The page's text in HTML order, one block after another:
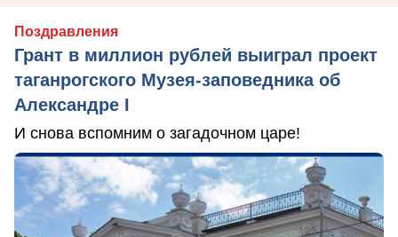
Поздравления
Грант в миллион рублей выиграл проект
таганрогского Музея-заповедника об
Александре I
И снова вспомним о загадочном царе!